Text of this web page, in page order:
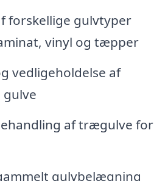
forskellige gulvtyper
vinyl og tæpper
vedligeholdelse af
gulve
af trægulve for
gulvbelægning